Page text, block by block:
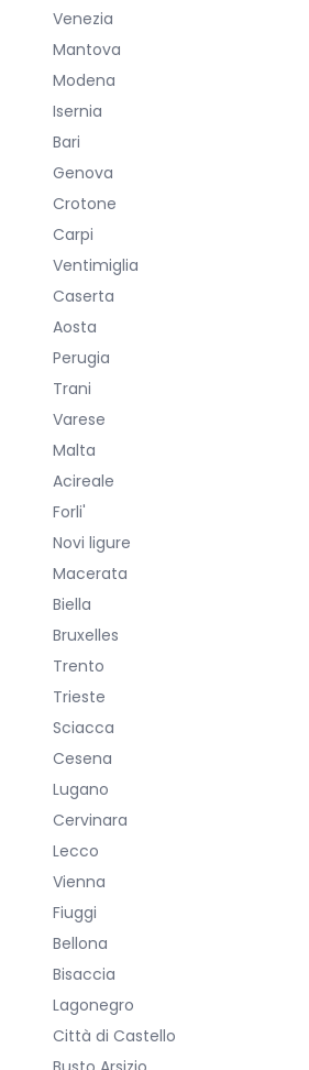
Venezia
Mantova
Modena
Isernia
Bari
Genova
Crotone
Carpi
Ventimiglia
Caserta
Aosta
Perugia
Trani
Varese
Malta
Acireale
Forli'
Novi ligure
Macerata
Biella
Bruxelles
Trento
Trieste
Sciacca
Cesena
Lugano
Cervinara
Lecco
Vienna
Fiuggi
Bellona
Bisaccia
Lagonegro
Città di Castello